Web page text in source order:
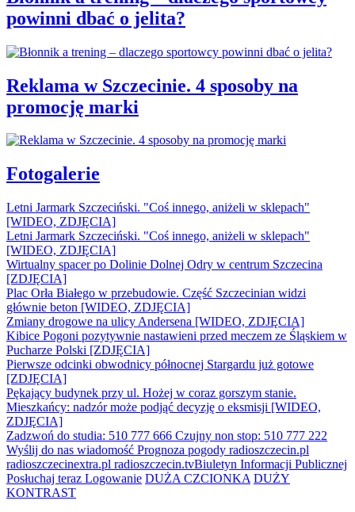
powinni dbać o jelita?
Reklama w Szczecinie. 4 sposoby na
promocję marki
Fotogalerie
Letni Jarmark Szczeciński. "Coś innego, aniżeli w sklepach"
[WIDEO, ZDJĘCIA]
Letni Jarmark Szczeciński. "Coś innego, aniżeli w sklepach"
[WIDEO, ZDJĘCIA]
Wirtualny spacer po Dolinie Dolnej Odry w centrum Szczecina
[ZDJĘCIA]
Plac Orła Białego w przebudowie. Część Szczecinian widzi
głównie beton [WIDEO, ZDJĘCIA]
Zmiany drogowe na ulicy Andersena [WIDEO, ZDJĘCIA]
Kibice Pogoni pozytywnie nastawieni przed meczem ze Śląskiem w
Pucharze Polski [ZDJĘCIA]
Pierwsze odcinki obwodnicy północnej Stargardu już gotowe
[ZDJĘCIA]
Pękający budynek przy ul. Hożej w coraz gorszym stanie.
Mieszkańcy: nadzór może podjąć decyzję o eksmisji [WIDEO,
ZDJĘCIA]
Zadzwoń do studia: 510 777 666 Czujny non stop: 510 777 222
Wyślij do nas wiadomość Prognoza pogody radioszczecin.pl
radioszczecinextra.pl radioszczecin.tvBiuletyn Informacji Publicznej
Posłuchaj teraz Logowanie DUŻA CZCIONKA DUŻY
KONTRAST